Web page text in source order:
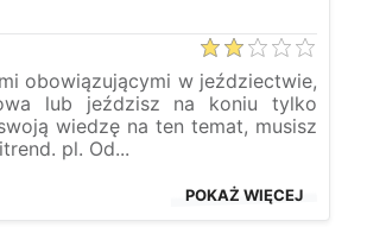
obowiązującymi w jeździectwie,
lub jeździsz na koniu tylko
wiedzę na ten temat, musisz
pl. Od...
POKAŻ WIĘCEJ